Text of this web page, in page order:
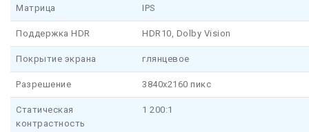
Матрица IPS
Поддержка HDR HDR10, Dolby Vision
Покрытие экрана глянцевое
Разрешение 3840x2160 пикс
Статическая
контрастность
1 200:1